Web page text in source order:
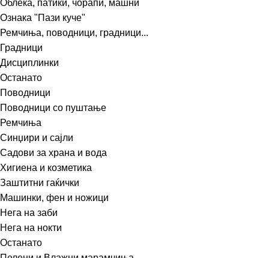
Облека, патики, чорапи, машни
Ознака "Пази куче"
Ремчиња, поводници, градници...
Градници
Дисциплинки
Останато
Поводници
Поводници со пуштање
Ремчиња
Синџири и сајли
Садови за храна и вода
Хигиена и козметика
Заштитни гаќички
Машинки, фен и ножици
Нега на заби
Нега на нокти
Останато